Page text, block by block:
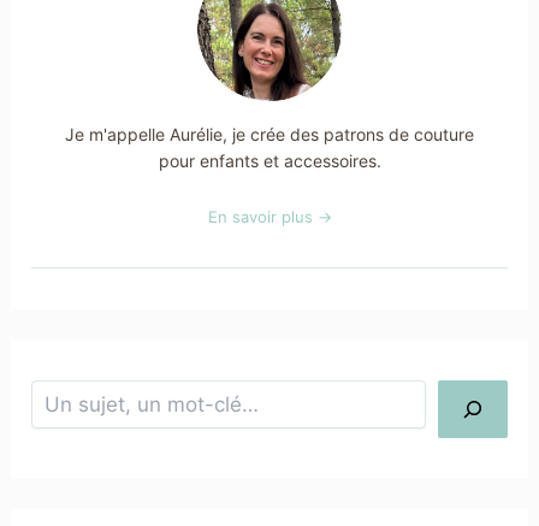
Je m'appelle Aurélie, je crée des patrons de couture
pour enfants et accessoires.
En savoir plus →